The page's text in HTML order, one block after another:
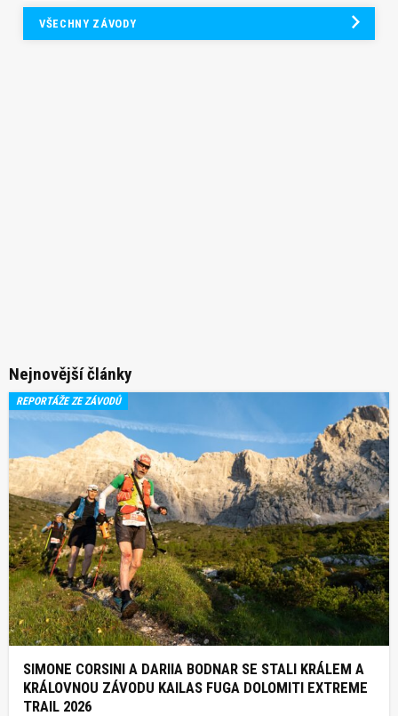
VŠECHNY ZÁVODY
Nejnovější články
REPORTÁŽE ZE ZÁVODŮ
SIMONE CORSINI A DARIIA BODNAR SE STALI KRÁLEM A
KRÁLOVNOU ZÁVODU KAILAS FUGA DOLOMITI EXTREME
TRAIL 2026